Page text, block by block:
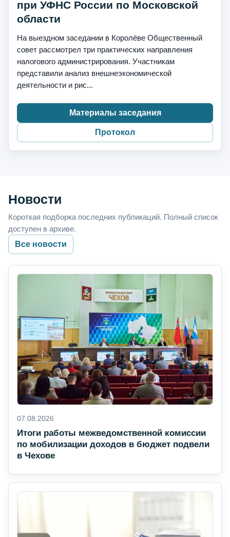
при УФНС России по Московской
области
На выездном заседании в Королёве Общественный
совет рассмотрел три практических направления
налогового администрирования. Участникам
представили анализ внешнеэкономической
деятельности и рис...
Материалы заседания
Протокол
Новости
Короткая подборка последних публикаций. Полный список
доступен в архиве.
Все новости
07.08.2026
Итоги работы межведомственной комиссии
по мобилизации доходов в бюджет подвели
в Чехове